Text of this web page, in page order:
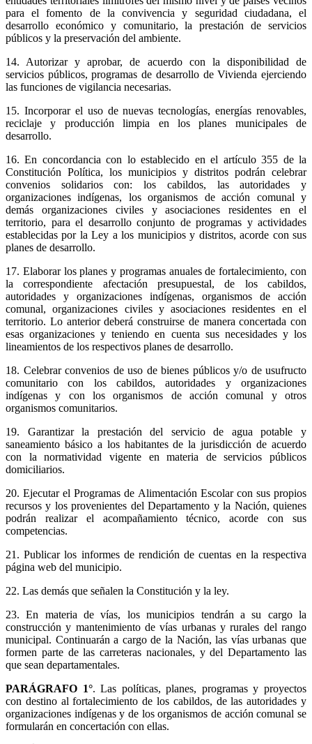
para el fomento de la convivencia y seguridad ciudadana, el
desarrollo económico y comunitario, la prestación de servicios
públicos y la preservación del ambiente.
14. Autorizar y aprobar, de acuerdo con la disponibilidad de
servicios públicos, programas de desarrollo de Vivienda ejerciendo
las funciones de vigilancia necesarias.
15. Incorporar el uso de nuevas tecnologías, energías renovables,
reciclaje y producción limpia en los planes municipales de
desarrollo.
16. En concordancia con lo establecido en el artículo 355 de la
Constitución Política, los municipios y distritos podrán celebrar
convenios solidarios con: los cabildos, las autoridades y
organizaciones indígenas, los organismos de acción comunal y
demás organizaciones civiles y asociaciones residentes en el
territorio, para el desarrollo conjunto de programas y actividades
establecidas por la Ley a los municipios y distritos, acorde con sus
planes de desarrollo.
17. Elaborar los planes y programas anuales de fortalecimiento, con
la correspondiente afectación presupuestal, de los cabildos,
autoridades y organizaciones indígenas, organismos de acción
comunal, organizaciones civiles y asociaciones residentes en el
territorio. Lo anterior deberá construirse de manera concertada con
esas organizaciones y teniendo en cuenta sus necesidades y los
lineamientos de los respectivos planes de desarrollo.
18. Celebrar convenios de uso de bienes públicos y/o de usufructo
comunitario con los cabildos, autoridades y organizaciones
indígenas y con los organismos de acción comunal y otros
organismos comunitarios.
19. Garantizar la prestación del servicio de agua potable y
saneamiento básico a los habitantes de la jurisdicción de acuerdo
con la normatividad vigente en materia de servicios públicos
domiciliarios.
20. Ejecutar el Programas de Alimentación Escolar con sus propios
recursos y los provenientes del Departamento y la Nación, quienes
podrán realizar el acompañamiento técnico, acorde con sus
competencias.
21. Publicar los informes de rendición de cuentas en la respectiva
página web del municipio.
22. Las demás que señalen la Constitución y la ley.
23. En materia de vías, los municipios tendrán a su cargo la
construcción y mantenimiento de vías urbanas y rurales del rango
municipal. Continuarán a cargo de la Nación, las vías urbanas que
formen parte de las carreteras nacionales, y del Departamento las
que sean departamentales.
PARÁGRAFO 1°. Las políticas, planes, programas y proyectos
con destino al fortalecimiento de los cabildos, de las autoridades y
organizaciones indígenas y de los organismos de acción comunal se
formularán en concertación con ellas.